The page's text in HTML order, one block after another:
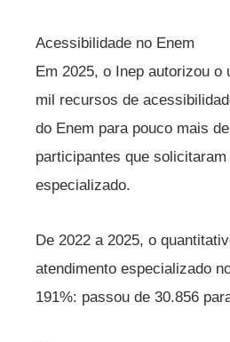
Acessibilidade no Enem
Em 2025, o Inep autorizou o
mil recursos de
do Enem para pouco mais
participantes que
especializado.
De 2022 a 2025, o
atendimento especializado
191%: passou de 30.856